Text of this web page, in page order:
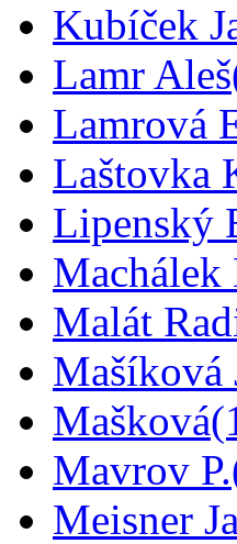
Kubíček
Lamr Aleš
Lamrová
Laštovka
Lipenský
Machálek
Malát
Mašíková
Mašková
Mavrov P.
Meisner